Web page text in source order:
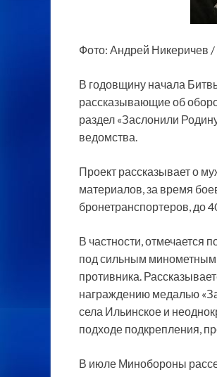
Фото: Андрей Никеричев /
В годовщину начала
рассказывающие об
раздел «Заслонили
ведомства.
Проект рассказывает о
материалов, за время
бронетранспортеров, до
В частности, отмечается
под сильным
противника.
награждению медалью
села Ильинское и
подходе подкрепления,
В июле Минобороны